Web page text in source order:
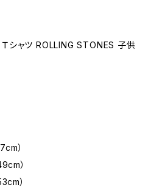
Ｔシャツ ROLLING STONES 子供
）
）
）